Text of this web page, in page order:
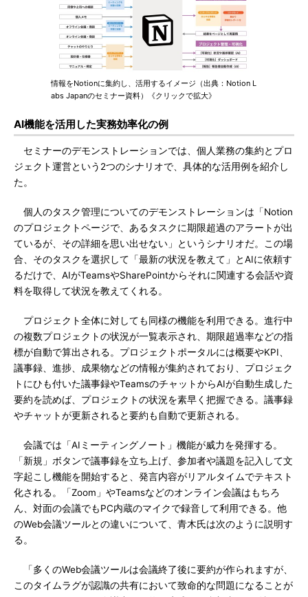
情報をNotionに集約し、活用するイメージ（出典：Notion L
abs Japanのセミナー資料）《クリックで拡大》
AI機能を活用した実務効率化の例
セミナーのデモンストレーションでは、個人業務の集約とプロ
ジェクト運営という2つのシナリオで、具体的な活用例を紹介し
た。
個人のタスク管理についてのデモンストレーションは「Notion
のプロジェクトページで、あるタスクに期限超過のアラートが出
ているが、その詳細を思い出せない」というシナリオだ。この場
合、そのタスクを選択して「最新の状況を教えて」とAIに依頼す
るだけで、AIがTeamsやSharePointからそれに関連する会話や資
料を取得して状況を教えてくれる。
プロジェクト全体に対しても同様の機能を利用できる。進行中
の複数プロジェクトの状況が一覧表示され、期限超過率などの指
標が自動で算出される。プロジェクトポータルには概要やKPI、
議事録、進捗、成果物などの情報が集約されており、プロジェク
トにひも付いた議事録やTeamsのチャットからAIが自動生成した
要約を読めば、プロジェクトの状況を素早く把握できる。議事録
やチャットが更新されると要約も自動で更新される。
会議では「AIミーティングノート」機能が威力を発揮する。
「新規」ボタンで議事録を立ち上げ、参加者や議題を記入して文
字起こし機能を開始すると、発言内容がリアルタイムでテキスト
化される。「Zoom」やTeamsなどのオンライン会議はもちろ
ん、対面の会議でもPC内蔵のマイクで録音して利用できる。他
のWeb会議ツールとの違いについて、青木氏は次のように説明す
る。
「多くのWeb会議ツールは会議終了後に要約が作られますが、
このタイムラグが認識の共有において致命的な問題になることが